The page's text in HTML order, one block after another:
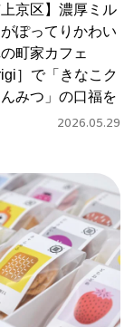
上京区】濃厚ミル
ぽってりかわい
町家カフェ
］で「きなこク
みつ」の口福を
2026.05.29